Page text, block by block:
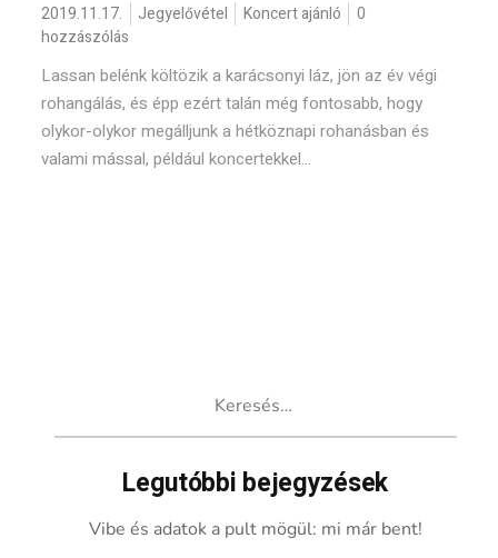
2019.11.17. Jegyelővétel Koncert ajánló
0
hozzászólás
Lassan belénk költözik a karácsonyi láz, jön az év végi
rohangálás, és épp ezért talán még fontosabb, hogy
olykor-olykor megálljunk a hétköznapi rohanásban és
valami mással, például koncertekkel...
Legutóbbi bejegyzések
Vibe és adatok a pult mögül: mi már bent!